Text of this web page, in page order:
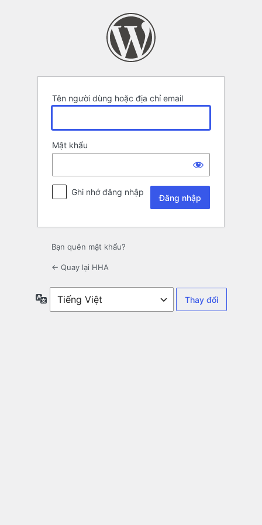
Tên người dùng hoặc địa chỉ email
Mật khẩu
Ghi nhớ đăng nhập
Bạn quên mật khẩu?
← Quay lại HHA
Ngôn
ngữ